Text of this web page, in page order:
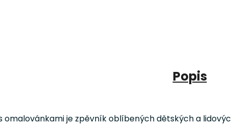
Popis
omalovánkami je zpěvník oblíbených dětských a